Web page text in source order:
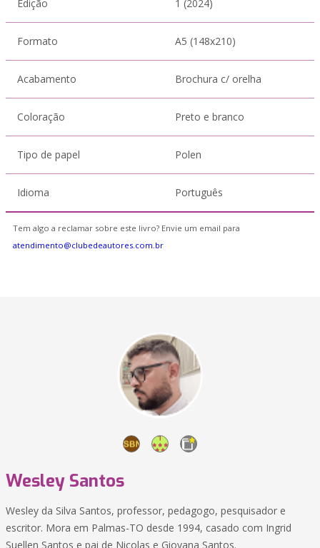
Edição 1 (2024)
Formato A5 (148x210)
Acabamento Brochura c/ orelha
Coloração Preto e branco
Tipo de papel Polen
Idioma Português
Tem algo a reclamar sobre este livro? Envie um email para
atendimento@clubedeautores.com.br
Wesley Santos
Wesley da Silva Santos, professor, pedagogo, pesquisador e
escritor. Mora em Palmas-TO desde 1994, casado com Ingrid
Suellen Santos e pai de Nicolas e Giovana Santos.